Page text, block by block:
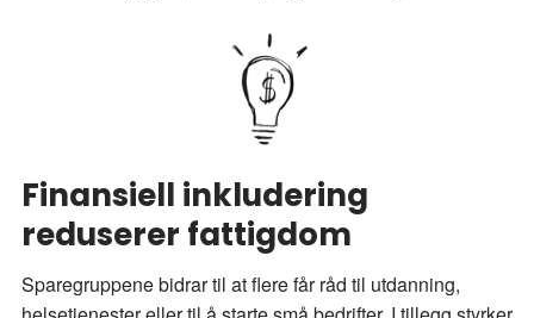
Finansiell inkludering
reduserer fattigdom
Sparegruppene bidrar til at flere får råd til utdanning,